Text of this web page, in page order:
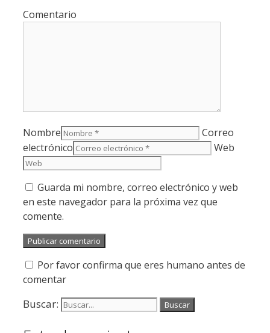
Comentario
Nombre
Correo
electrónico
Web
Guarda mi nombre, correo electrónico y web
en este navegador para la próxima vez que
comente.
Por favor confirma que eres humano antes de
comentar
Buscar: